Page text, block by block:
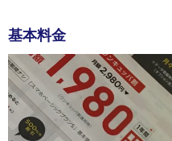
基本料金